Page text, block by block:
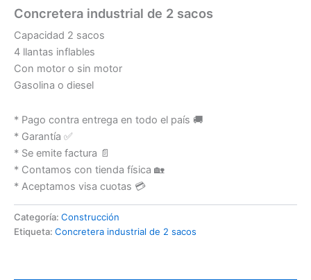
Concretera industrial de 2 sacos
Capacidad 2 sacos
4 llantas inflables
Con motor o sin motor
Gasolina o diesel
* Pago contra entrega en todo el país 🚚
* Garantía ✅
* Se emite factura 📄
* Contamos con tienda física 🏡
* Aceptamos visa cuotas 💳
Categoría: Construcción
Etiqueta: Concretera industrial de 2 sacos